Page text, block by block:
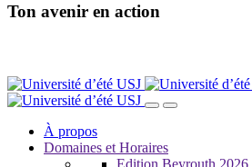
Ton avenir en action
À propos
Domaines et Horaires
Edition Beyrouth 2026